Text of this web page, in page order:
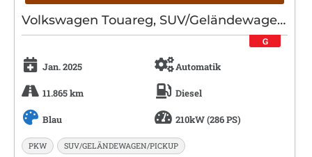
Volkswagen Touareg, SUV/Geländewagen/Pickup, Diesel, Automatik, Blau
Jan. 2025 Automatik
11.865 km Diesel
Blau 210kW (286 PS)
G
PKW SUV/GELÄNDEWAGEN/PICKUP